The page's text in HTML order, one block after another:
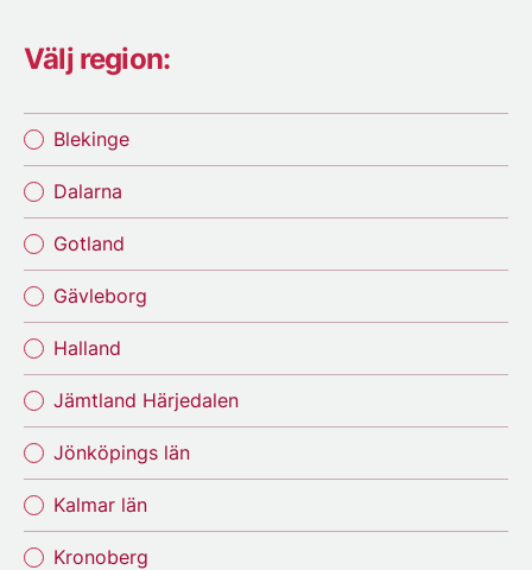
Välj region:
Blekinge
Dalarna
Gotland
Gävleborg
Halland
Jämtland Härjedalen
Jönköpings län
Kalmar län
Kronoberg